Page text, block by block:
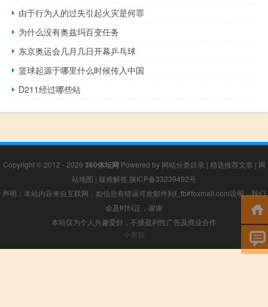
由于行为人的过失引起火灾是何罪
为什么没有奥兹玛百变任务
东京奥运会几月几日开幕乒乓球
篮球起源于哪里什么时候传入中国
D211经过哪些站
Copyright © 2012 - 2026 360体坛网 Powered by 网站分类目录 | 精选推荐文章 | 网
站地图 | 疑难解答 陕ICP备33239492号
声明：本站内容来自互联网，如信息有错误可发邮件到f_fb#foxmail.com说明，我们
会及时纠正，谢谢
本站仅为个人兴趣爱好，不接盈利性广告及商业合作
小男孩